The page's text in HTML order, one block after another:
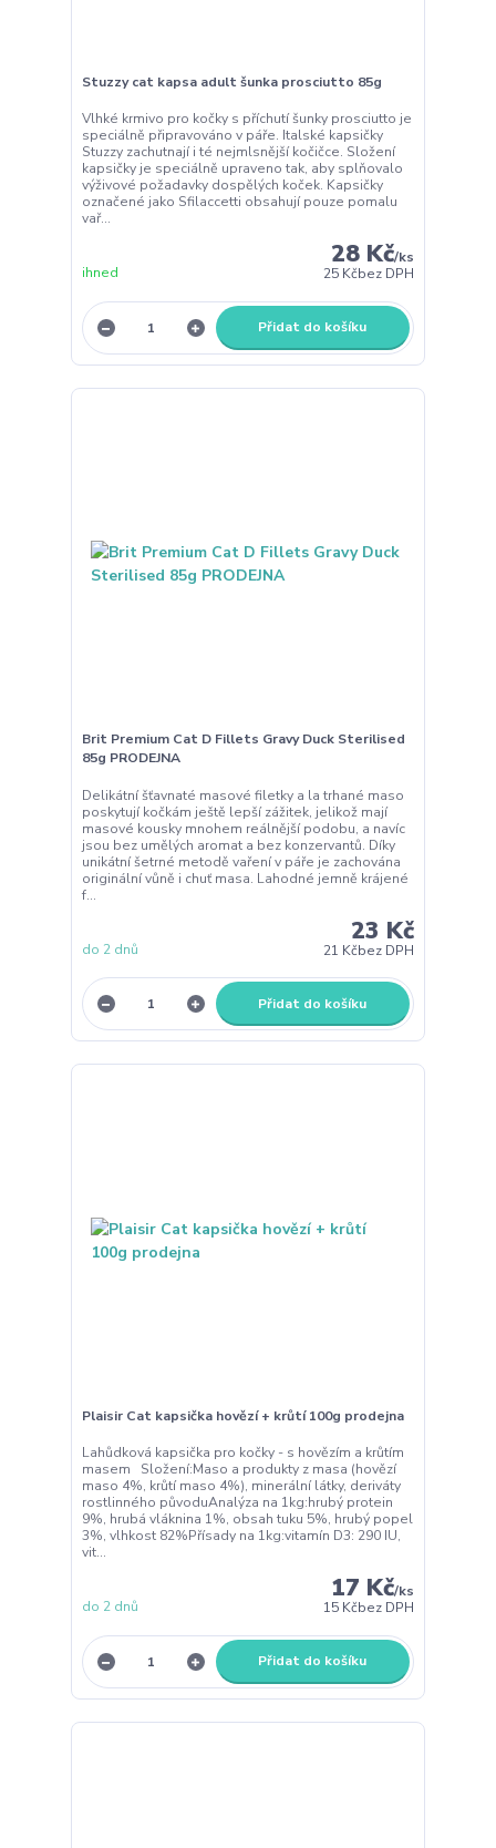
Stuzzy cat kapsa adult šunka prosciutto 85g
Vlhké krmivo pro kočky s příchutí šunky prosciutto je
speciálně připravováno v páře. Italské kapsičky
Stuzzy zachutnají i té nejmlsnější kočičce. Složení
kapsičky je speciálně upraveno tak, aby splňovalo
výživové požadavky dospělých koček. Kapsičky
označené jako Sfilaccetti obsahují pouze pomalu
vař...
28 Kč/ks
25 Kčbez DPH
ihned
Přidat do košíku
Brit Premium Cat D Fillets Gravy Duck Sterilised
85g PRODEJNA
Delikátní šťavnaté masové filetky a la trhané maso
poskytují kočkám ještě lepší zážitek, jelikož mají
masové kousky mnohem reálnější podobu, a navíc
jsou bez umělých aromat a bez konzervantů. Díky
unikátní šetrné metodě vaření v páře je zachována
originální vůně i chuť masa. Lahodné jemně krájené
f...
23 Kč
21 Kčbez DPH
do 2 dnů
Přidat do košíku
Plaisir Cat kapsička hovězí + krůtí 100g prodejna
Lahůdková kapsička pro kočky - s hovězím a krůtím
masem Složení:Maso a produkty z masa (hovězí
maso 4%, krůtí maso 4%), minerální látky, deriváty
rostlinného původuAnalýza na 1kg:hrubý protein
9%, hrubá vláknina 1%, obsah tuku 5%, hrubý popel
3%, vlhkost 82%Přísady na 1kg:vitamín D3: 290 IU,
vit...
17 Kč/ks
15 Kčbez DPH
do 2 dnů
Přidat do košíku